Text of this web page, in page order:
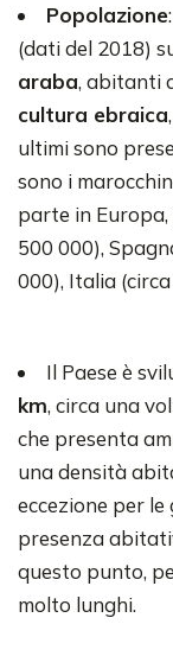
Popolazione
(dati del 2018)
araba, abitanti
cultura ebraica
ultimi sono
sono i
parte in
500 000),
000), Italia
Il Paese è
km, circa una
che presenta
una densità
eccezione per
presenza
questo punto,
molto lunghi.